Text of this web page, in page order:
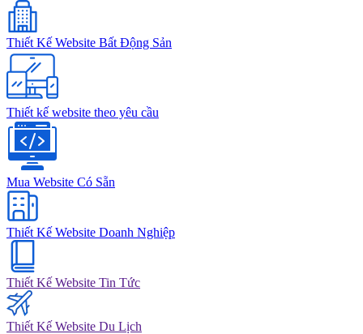
Thiết Kế Website Bất Động Sản
Thiết kế website theo yêu cầu
Mua Website Có Sẵn
Thiết Kế Website Doanh Nghiệp
Thiết Kế Website Tin Tức
Thiết Kế Website Du Lịch